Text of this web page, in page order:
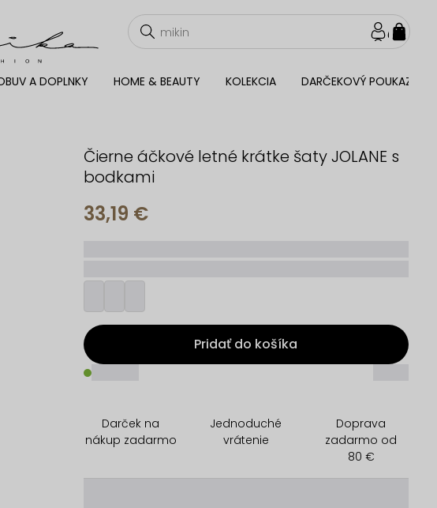
A DOPLNKY HOME & BEAUTY KOLEKCIA DARČEKOVÝ POUKAZ
Čierne áčkové letné krátke šaty JOLANE s
bodkami
33,19 €
Pridať do košíka
_____
Darček na
nákup zadarmo
Jednoduché
vrátenie
Doprava
zadarmo od
80 €